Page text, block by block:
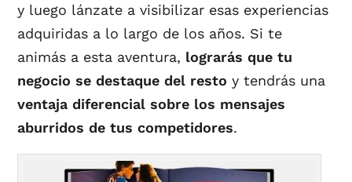
y luego lánzate a visibilizar esas experiencias
adquiridas a lo largo de los años. Si te
animás a esta aventura, lograrás que tu
negocio se destaque del resto y tendrás una
ventaja diferencial sobre los mensajes
aburridos de tus competidores.